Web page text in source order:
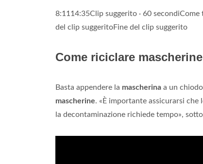
8:1114:35Clip suggerito · 60
del clip suggeritoFine del clip suggerito
Come riciclare
Basta appendere la mascherina a un
mascherine. «È importante assicurarsi che
la decontaminazione richiede tempo»,